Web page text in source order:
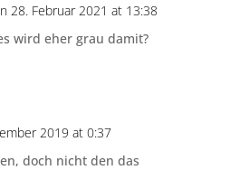
28. Februar 2021 at 13:38
wird eher grau damit?
2019 at 0:37
doch nicht den das